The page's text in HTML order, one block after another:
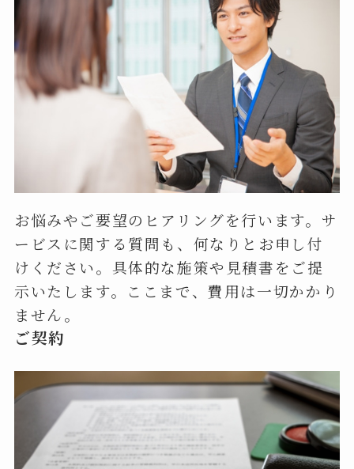
お悩みやご要望のヒアリングを行います。サ
ービスに関する質問も、何なりとお申し付
けください。具体的な施策や見積書をご提
示いたします。ここまで、費用は一切かかり
ません。
ご契約